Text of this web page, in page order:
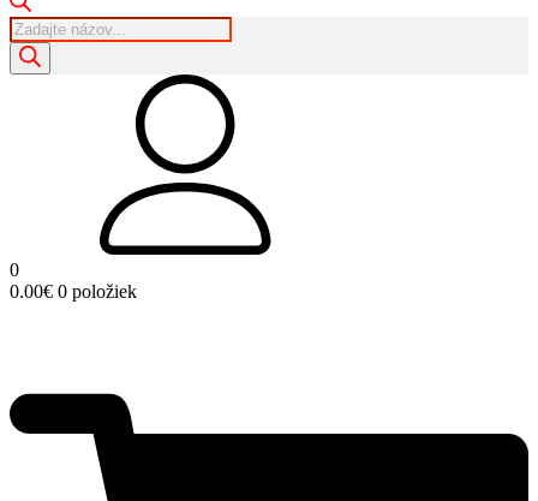
Products
search
0
0.00€ 0 položiek